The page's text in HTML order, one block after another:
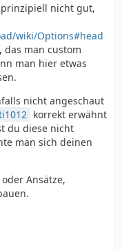
nicht gut,
wiki/Options#head
das man custom
man hier etwas
nicht angeschaut
korrekt erwähnt
du diese nicht
man sich deinen
Ansätze,